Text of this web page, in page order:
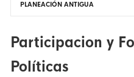
PLANEACIÓN ANTIGUA
Participacion y
Políticas